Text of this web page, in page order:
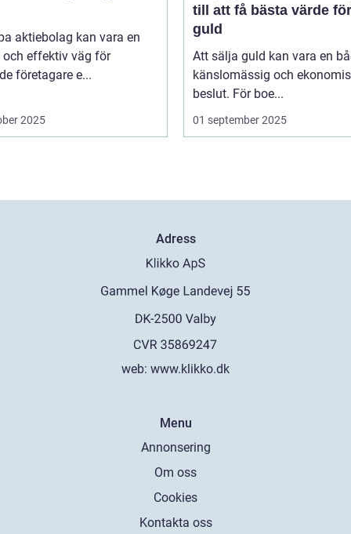
aktiebolag kan vara en
och effektiv väg för
företagare e...
2025
till att få bästa värde
guld
Att sälja guld kan vara en
känslomässig och
beslut. För boe...
01 september 2025
Adress
web: www.klikko.dk
Menu
Annonsering
Om oss
Cookies
Kontakta oss